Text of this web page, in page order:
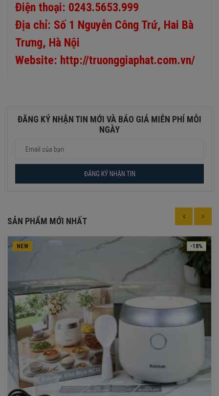
Điện thoại: 0243.5653.999
Địa chỉ: Số 1 Nguyễn Công Trứ, Hai Bà
Trưng, Hà Nội
Website: http://truonggiaphat.com.vn/
ĐĂNG KÝ NHẬN TIN MỚI VÀ BÁO GIÁ MIỄN PHÍ MỖI
NGÀY
SẢN PHẨM MỚI NHẤT
-18%
NEW